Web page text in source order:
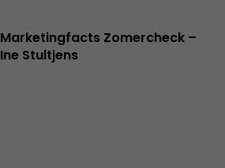
Marketingfacts Zomercheck –
Ine Stultjens